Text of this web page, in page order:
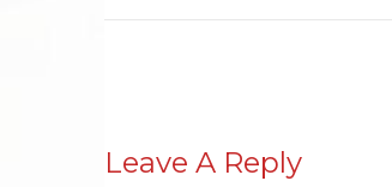
Leave A Reply